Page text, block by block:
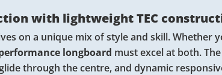
with lightweight TEC
on a unique mix of style and skill. Whether
longboard must excel at both.
through the centre, and dynamic